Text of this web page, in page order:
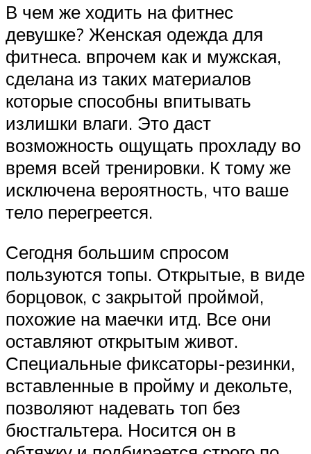
В чем же ходить на фитнес
девушке? Женская одежда для
фитнеса. впрочем как и мужская,
сделана из таких материалов
которые способны впитывать
излишки влаги. Это даст
возможность ощущать прохладу во
время всей тренировки. К тому же
исключена вероятность, что ваше
тело перегреется.
Сегодня большим спросом
пользуются топы. Открытые, в виде
борцовок, с закрытой проймой,
похожие на маечки итд. Все они
оставляют открытым живот.
Специальные фиксаторы-резинки,
вставленные в пройму и декольте,
позволяют надевать топ без
бюстгальтера. Носится он в